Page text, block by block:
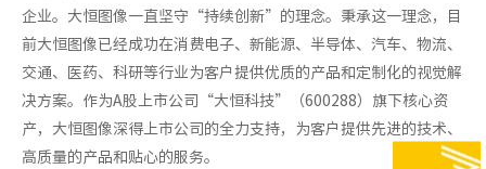
企业。 大恒图像一直坚守“持续创新”的理念。秉承这一理念，目
前大恒图像已经成功在消费电子、新能源、半导体、汽车、物流、
交通、医药、科研等行业为客户提供优质的产品和定制化的视觉解
决方案。作为A股上市公司“大恒科技”（600288）旗下核心资
产，大恒图像深得上市公司的全力支持，为客户提供先进的技术、
高质量的产品和贴心的服务。